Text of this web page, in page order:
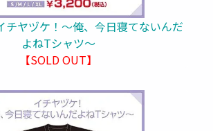
チヤヅケ！～俺、今日寝てないんだ
よねTシャツ～
【SOLD OUT】